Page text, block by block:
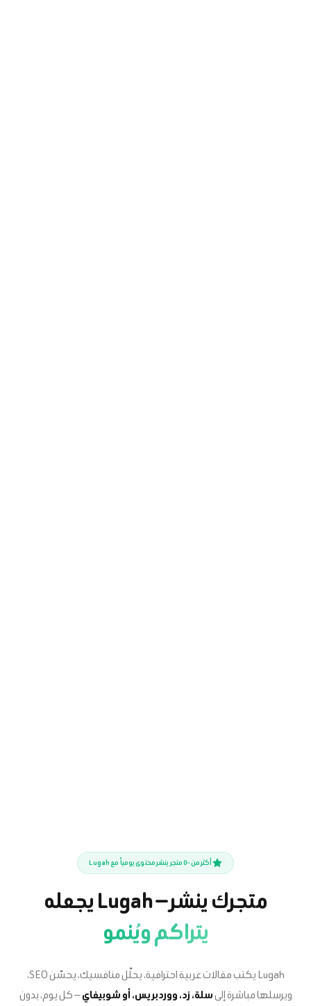
أكثر من ٥٠٠ متجر ينشر محتوى يومياً مع Lugah
متجرك ينشر — Lugah يجعله
يتراكم ويُنمو
Lugah يكتب مقالات عربية احترافية، يحلّل منافسيك، يحسّن SEO،
ويرسلها مباشرة إلىسلة، زد، ووردبريس، أو شوبيفاي— كل يوم، بدون